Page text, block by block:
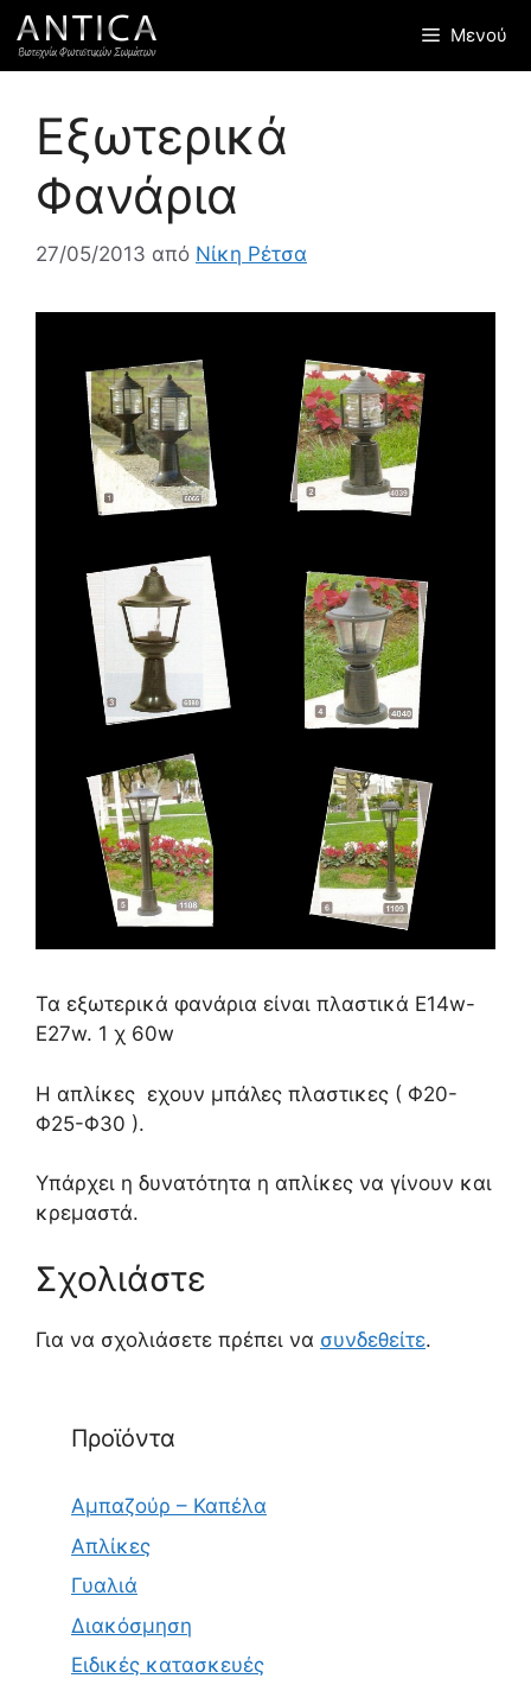
Μετάβαση
σε
περιεχόμενο
Μενού
Εξωτερικά
Φανάρια
27/05/2013 από Νίκη Ρέτσα
Τα εξωτερικά φανάρια είναι πλαστικά Ε14w-
E27w. 1 χ 60w
Η απλίκες εχουν μπάλες πλαστικες ( Φ20-
Φ25-Φ30 ).
Υπάρχει η δυνατότητα η απλίκες να γίνουν και
κρεμαστά.
Σχολιάστε
Για να σχολιάσετε πρέπει να συνδεθείτε.
Προϊόντα
Αμπαζούρ – Καπέλα
Απλίκες
Γυαλιά
Διακόσμηση
Ειδικές κατασκευές